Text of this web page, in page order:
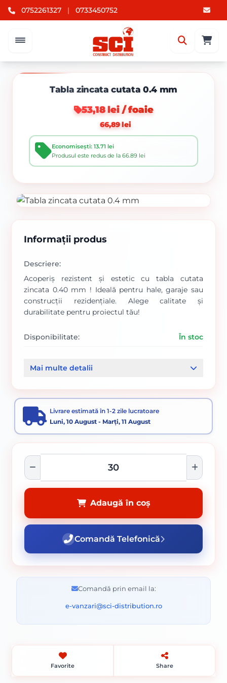
0752261327 | 0733450752
Tabla zincata cutata 0.4 mm
53,18 lei / foaie
66,89 lei
Economisești: 13.71 lei
Produsul este redus de la 66.89 lei
Informații produs
Descriere:
Acoperiș rezistent și estetic cu tabla cutata
zincata 0.40 mm ! Ideală pentru hale, garaje sau
construcții rezidențiale. Alege calitate și
durabilitate pentru proiectul tău!
Disponibilitate: În stoc
Mai multe detalii
Livrare estimată în 1-2 zile lucratoare
Luni, 10 August - Marți, 11 August
Adaugă în coș
Comandă Telefonică
Comandă prin email la:
e-vanzari@sci-distribution.ro
Favorite Share